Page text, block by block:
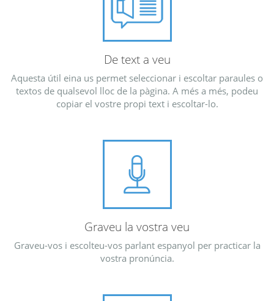
De text a veu
Aquesta útil eina us permet seleccionar i escoltar paraules o
textos de qualsevol lloc de la pàgina. A més a més, podeu
copiar el vostre propi text i escoltar-lo.
Graveu la vostra veu
Graveu-vos i escolteu-vos parlant espanyol per practicar la
vostra pronúncia.